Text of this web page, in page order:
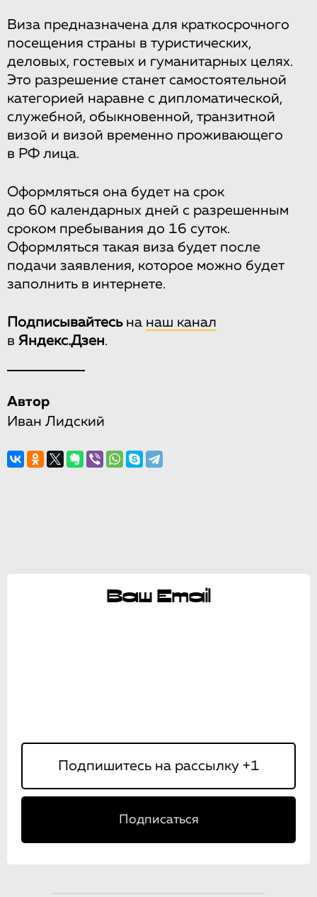
Виза предназначена для краткосрочного
посещения страны в туристических,
деловых, гостевых и гуманитарных целях.
Это разрешение станет самостоятельной
категорией наравне с дипломатической,
служебной, обыкновенной, транзитной
визой и визой временно проживающего
в РФ лица.
Оформляться она будет на срок
до 60 календарных дней с разрешенным
сроком пребывания до 16 суток.
Оформляться такая виза будет после
подачи заявления, которое можно будет
заполнить в интернете.
Подписывайтесьна наш канал
в Яндекс.Дзен.
Автор
Иван Лидский
Ваш Email
Подписаться